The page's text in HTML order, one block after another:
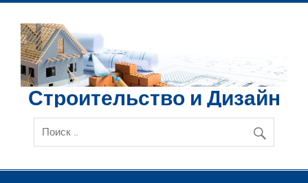
Перейти
содержимому
Строительство и Дизайн